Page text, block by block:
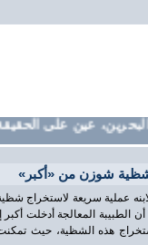
عين على
شوزن من «أكبر»
عملية سريعة لاستخراج
المعالجة أدخلت أكبر
هذه الشظية، حيث